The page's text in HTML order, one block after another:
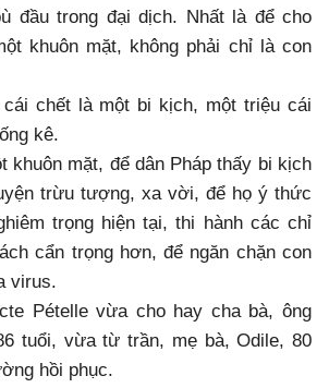
đầu trong đại dịch. Nhất là để cho
khuôn mặt, không phải chỉ là con
cái chết là một bi kịch, một triệu cái
kê.
khuôn mặt, để dân Pháp thấy bi kịch
trừu tượng, xa vời, để họ ý thức
trọng hiện tại, thi hành các chỉ
cẩn trọng hơn, để ngăn chặn con
virus.
Pételle vừa cho hay cha bà, ông
tuổi, vừa từ trần, mẹ bà, Odile, 80
hồi phục.